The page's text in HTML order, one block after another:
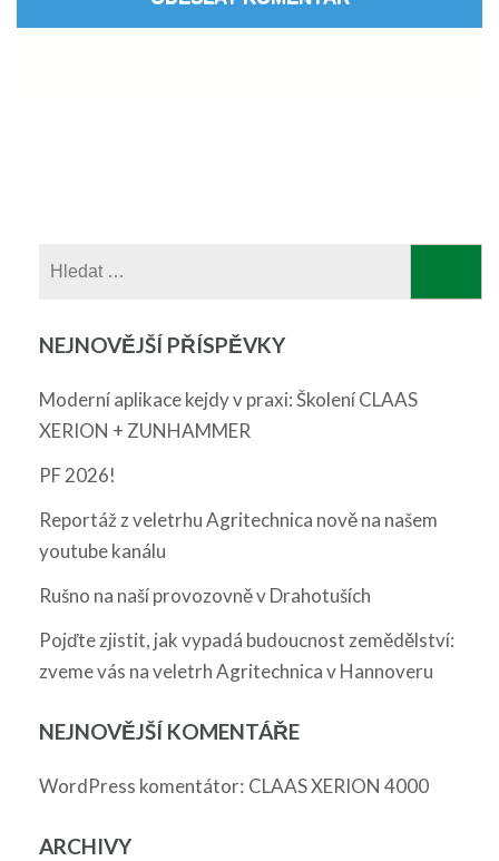
NEJNOVĚJŠÍ PŘÍSPĚVKY
Moderní aplikace kejdy v praxi: Školení CLAAS
XERION + ZUNHAMMER
PF 2026!
Reportáž z veletrhu Agritechnica nově na našem
youtube kanálu
Rušno na naší provozovně v Drahotuších
Pojďte zjistit, jak vypadá budoucnost zemědělství:
zveme vás na veletrh Agritechnica v Hannoveru
NEJNOVĚJŠÍ KOMENTÁŘE
WordPress komentátor: CLAAS XERION 4000
ARCHIVY